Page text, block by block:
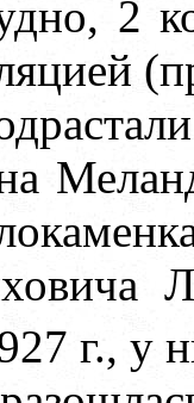
2
г., у